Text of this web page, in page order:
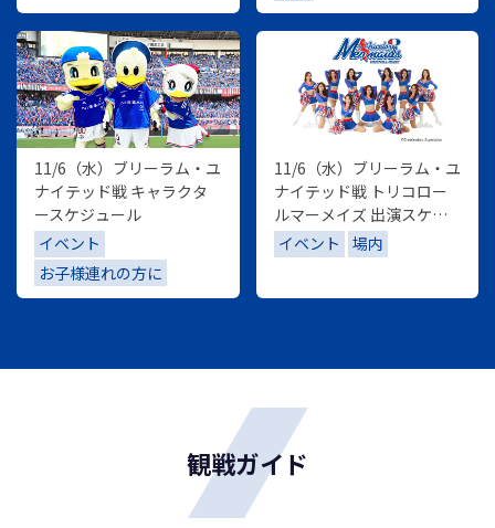
11/6（水）ブリーラム・ユ
ナイテッド戦 キャラクタ
ースケジュール
イベント
お子様連れの方に
11/6（水）ブリーラム・ユ
ナイテッド戦 トリコロー
ルマーメイズ 出演スケジ
ュール
イベント 場内
観戦ガイド